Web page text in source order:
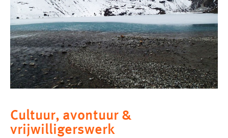
Cultuur, avontuur &
vrijwilligerswerk